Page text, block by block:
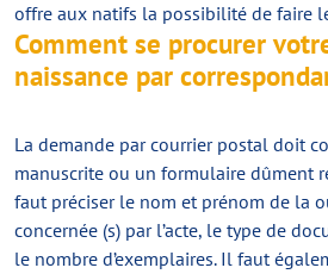
offre aux natifs la possibilité de faire
Comment se procurer
naissance par
La demande par courrier postal doit
manuscrite ou un formulaire dûment
faut préciser le nom et prénom de la
concernée (s) par l’acte, le type de
le nombre d’exemplaires. Il faut